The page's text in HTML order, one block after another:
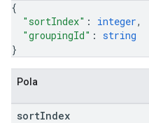
{
"sortIndex" : integer,
"groupingId" : string
}
Pola
sortIndex